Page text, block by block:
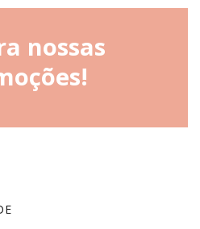
nossas